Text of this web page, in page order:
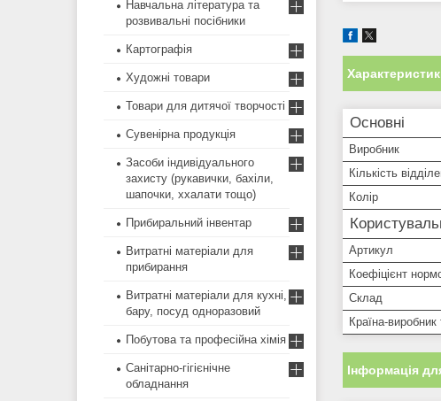
Основні
Виробник
Кількість
Колір
Артикул
Коефіцієнт
Склад
Країна-виробник
Інформація
Навчальна література та
розвивальні посібники
Картографія
Художні товари
Товари для дитячої творчості
Сувенірна продукція
Засоби індивідуального
захисту (рукавички, бахіли,
шапочки, ххалати тощо)
Прибиральний інвентар
Витратні матеріали для
прибирання
Витратні матеріали для кухні,
бару, посуд одноразовий
Побутова та професійна хімія
Санітарно-гігієнічне
обладнання